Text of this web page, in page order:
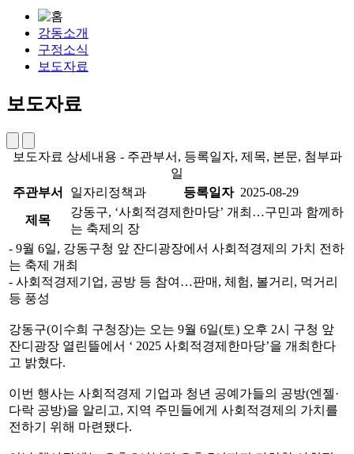
강동소개
구정소식
보도자료
보도자료
보도자료 상세내용 - 주관부서, 등록일자, 제목, 본문, 첨부파
일
주관부서
일자리정책과 등록일자 2025-08-29
제목
강동구, ‘사회적경제한마당’ 개최…구민과 함께하
는 축제의 장
- 9월 6일, 강동구청 앞 잔디광장에서 사회적경제의 가치 전하
는 축제 개최
- 사회적경제기업, 공방 등 참여…판매, 체험, 볼거리, 먹거리
등 풍성
강동구(이수희 구청장)는 오는 9월 6일(토) 오후 2시 구청 앞
잔디광장 열린뜰에서 ‘ 2025 사회적경제한마당’을 개최한다
고 밝혔다.
이번 행사는 사회적경제 기업과 청년 공예가들의 공방(엔젤·
다락 공방)을 알리고, 지역 주민들에게 사회적경제의 가치를
전하기 위해 마련됐다.